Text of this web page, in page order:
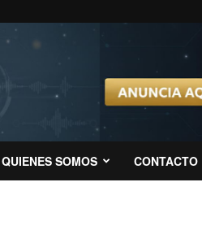
QUIENES SOMOS CONTACTO